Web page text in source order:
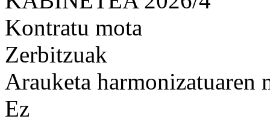
Kontratu mota
Zerbitzuak
Arauketa harmonizatuaren
Ez